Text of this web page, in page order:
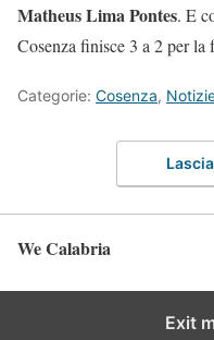
Matheus Lima Pontes. E
Cosenza finisce 3 a 2 per la
Categorie: Cosenza,
We Calabria
Exit